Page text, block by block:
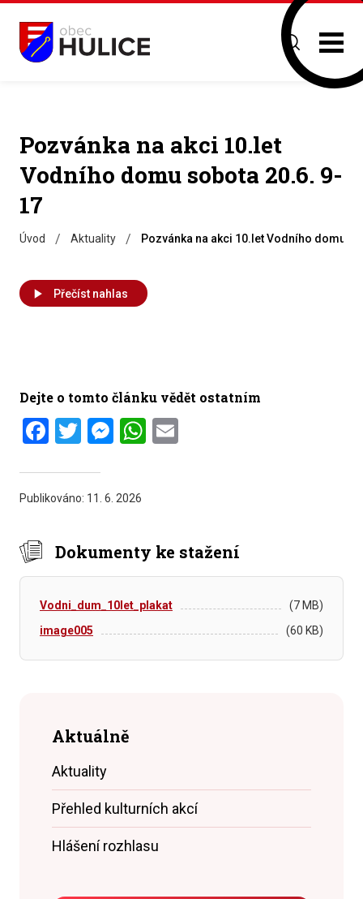
Pozvánka na akci 10.let
Vodního domu sobota 20.6. 9-
17
Úvod / Aktuality / Pozvánka na akci 10.let Vodního domu
Přečíst nahlas
Dejte o tomto článku vědět ostatním
Facebook
Twitter
Messenger
WhatsApp
Publikováno: 11. 6. 2026
Dokumenty ke stažení
Vodni_dum_10let_plakat
(7 MB)
image005
(60 KB)
Aktuálně
Aktuality
Přehled kulturních akcí
Hlášení rozhlasu